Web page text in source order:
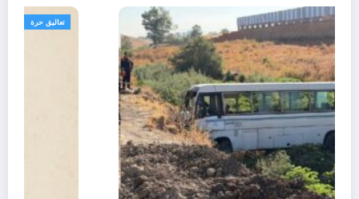
الجزائر الحدث مجتمع